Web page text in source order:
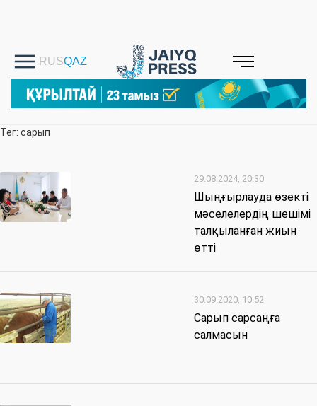
Тег: сарып
29.08.2024, 20:30
Шыңғырлауда өзекті
мәселелердің шешімі
талқыланған жиын
өтті
30.09.2020, 10:52
Сарып сарсаңға
салмасын